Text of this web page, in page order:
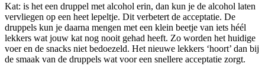
Kat: is het een druppel met alcohol erin, dan kun je de alcohol laten
vervliegen op een heet lepeltje. Dit verbetert de acceptatie. De
druppels kun je daarna mengen met een klein beetje van iets héél
lekkers wat jouw kat nog nooit gehad heeft. Zo worden het huidige
voer en de snacks niet bedoezeld. Het nieuwe lekkers ‘hoort’ dan bij
de smaak van de druppels wat voor een snellere acceptatie zorgt.